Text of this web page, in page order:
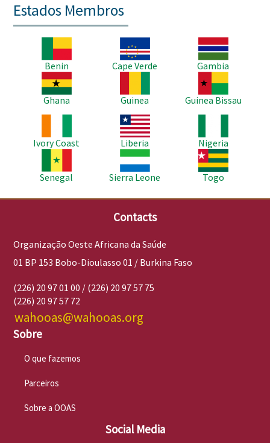
Estados Membros
Benin
Imagem
Cape Verde
Imagem
Gambia
Imagem
Ghana
Guinea
Imagem
Guinea Bissau
Ivory Coast
Imagem
Liberia
Nigeria
Imagem
Senegal
Imagem
Sierra Leone
Imagem
Togo
Contacts
Organização Oeste Africana da Saúde
01 BP 153 Bobo-Dioulasso 01 / Burkina Faso
(226) 20 97 01 00 / (226) 20 97 57 75
(226) 20 97 57 72
wahooas@wahooas.org
Sobre
O que fazemos
Parceiros
Sobre a OOAS
Social Media